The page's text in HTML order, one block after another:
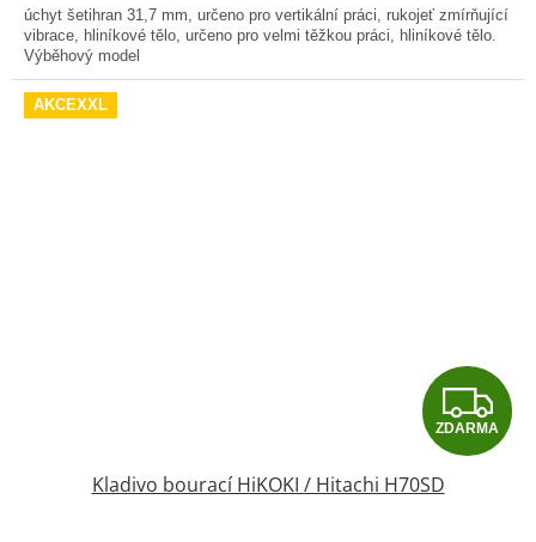
úchyt šetihran 31,7 mm, určeno pro vertikální práci, rukojeť zmírňující
vibrace, hliníkové tělo, určeno pro velmi těžkou práci, hliníkové tělo.
Výběhový model
AKCEXXL
Z
D
ZDARMA
Kladivo bourací HiKOKI / Hitachi H70SD